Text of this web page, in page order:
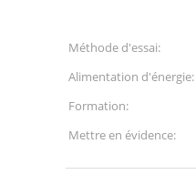
Méthode d'essai:
Alimentation d'énergie:
Formation:
Mettre en évidence: